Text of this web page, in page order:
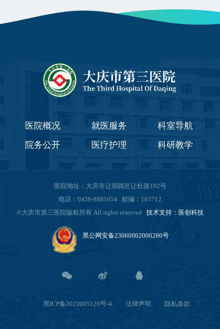
医院概况 就医服务
科室导航
院务公开
医疗护理 科研教学
医院地址：大庆市让胡路区让杜路192号
电话：0459-8881654 邮编：163712
©大庆市第三医院版权所有 All rights reserved 技术支持：医创科技
黑公网安备23060002000280号
黑ICP备2023005120号-4 法律声明 隐私条款